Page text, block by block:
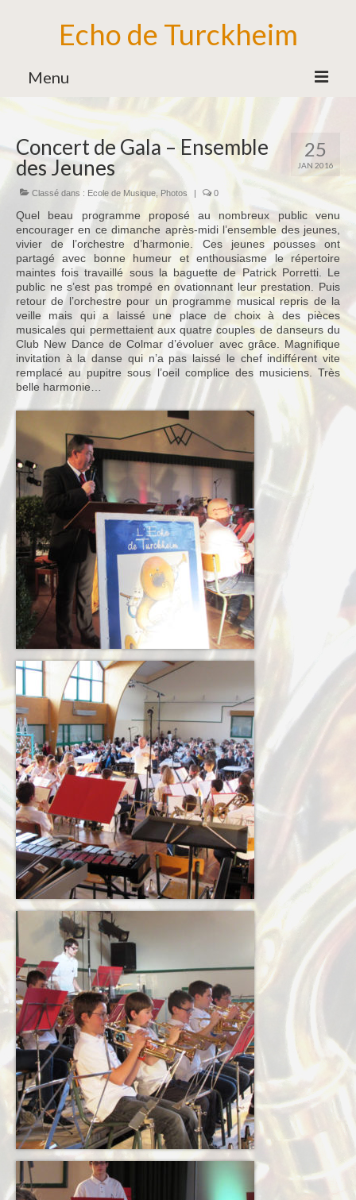
Echo de Turckheim
Menu
Association
Bureau
Bénévoles
Partenaires
Ecole de Musique
Formation Musicale
Familles d’Instruments
Vie de l’Ecole de Musique
Ensemble des Jeunes
Notre Equipe
Tarifs 2026-2027
Calendrier
Blog
Harmonie
Historique
Concours
Direction
Vie de l’Orchestre
Répertoire Musical
Calendrier
Blog
Terkabrass
Historique
Répertoire Musical
Blog
Contact
25
JAN 2016
Concert de Gala – Ensemble
des Jeunes
Classé dans : Ecole de Musique Photos | 0
Quel beau programme proposé au nombreux public venu
encourager en ce dimanche après-midi l’ensemble des jeunes,
vivier de l’orchestre d’harmonie. Ces jeunes pousses ont
partagé avec bonne humeur et enthousiasme le répertoire
maintes fois travaillé sous la baguette de Patrick Porretti. Le
public ne s’est pas trompé en ovationnant leur prestation. Puis
retour de l’orchestre pour un programme musical repris de la
veille mais qui a laissé une place de choix à des pièces
musicales qui permettaient aux quatre couples de danseurs du
Club New Dance de Colmar d’évoluer avec grâce. Magnifique
invitation à la danse qui n’a pas laissé le chef indifférent vite
remplacé au pupitre sous l’oeil complice des musiciens. Très
belle harmonie…